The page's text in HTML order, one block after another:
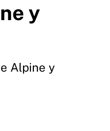
y
Alpine y